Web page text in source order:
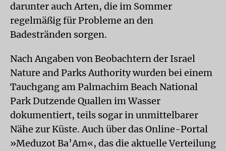
darunter auch Arten, die im Sommer
regelmäßig für Probleme an den
Badestränden sorgen.
Nach Angaben von Beobachtern der Israel
Nature and Parks Authority wurden bei einem
Tauchgang am Palmachim Beach National
Park Dutzende Quallen im Wasser
dokumentiert, teils sogar in unmittelbarer
Nähe zur Küste. Auch über das Online-Portal
»Meduzot Ba’Am«, das die aktuelle Verteilung